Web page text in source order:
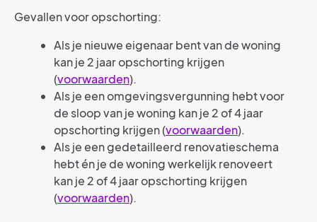
Gevallen voor opschorting:
Als je nieuwe eigenaar bent van de woning
kan je 2 jaar opschorting krijgen
(voorwaarden).
Als je een omgevingsvergunning hebt voor
de sloop van je woning kan je 2 of 4 jaar
opschorting krijgen (voorwaarden).
Als je een gedetailleerd renovatieschema
hebt én je de woning werkelijk renoveert
kan je 2 of 4 jaar opschorting krijgen
(voorwaarden).